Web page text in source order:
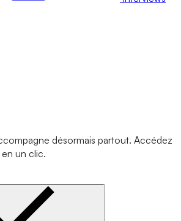
désormais partout. Accédez
un clic.